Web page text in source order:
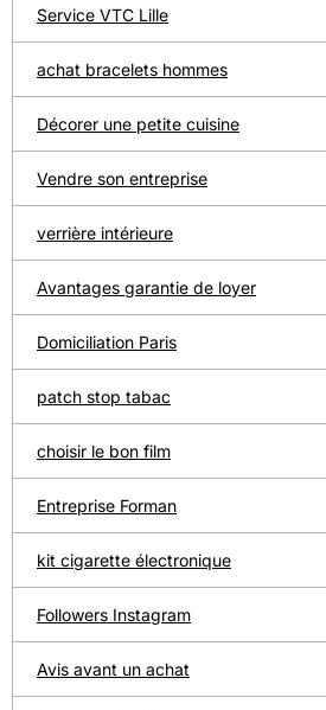
Service VTC Lille
achat bracelets hommes
Décorer une petite cuisine
Vendre son entreprise
verrière intérieure
Avantages garantie de loyer
Domiciliation Paris
patch stop tabac
choisir le bon film
Entreprise Forman
kit cigarette électronique
Followers Instagram
Avis avant un achat